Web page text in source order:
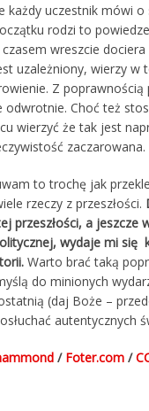
każdy uczestnik mówi o
rodzi to
czasem wreszcie
uzależniony, wierzy
Z
odwrotnie. Choć też
wierzyć że tak jest
zaczarowana.
to trochę jak
rzeczy z przeszłości.
przeszłości, a jeszcze
wydaje mi się
Warto brać taką
do minionych
(daj Boże –
autentycznych
/ Foter.com /